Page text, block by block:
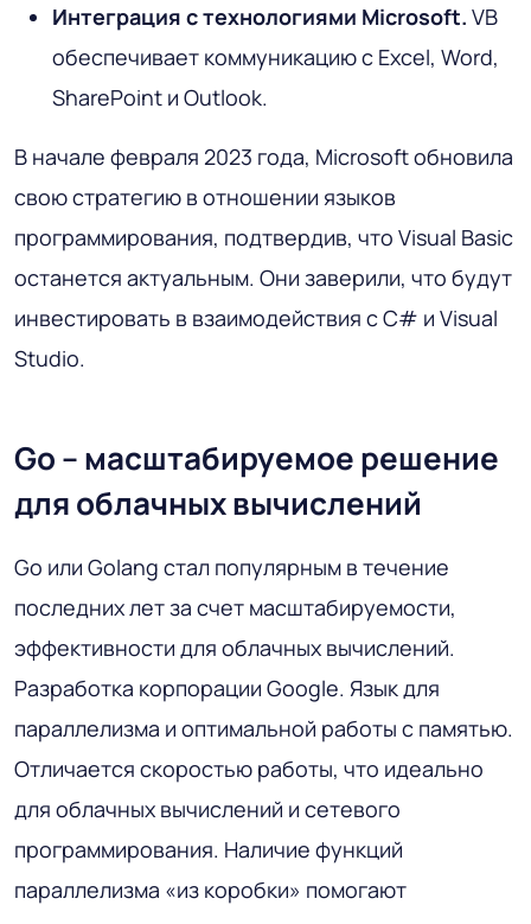
Интеграция с технологиями Microsoft. VB
обеспечивает коммуникацию с Excel, Word,
SharePoint и Outlook.
В начале февраля 2023 года, Microsoft обновила
свою стратегию в отношении языков
программирования, подтвердив, что Visual Basic
останется актуальным. Они заверили, что будут
инвестировать в взаимодействия с C# и Visual
Studio.
Go – масштабируемое решение
для облачных вычислений
Go или Golang стал популярным в течение
последних лет за счет масштабируемости,
эффективности для облачных вычислений.
Разработка корпорации Google. Язык для
параллелизма и оптимальной работы с памятью.
Отличается скоростью работы, что идеально
для облачных вычислений и сетевого
программирования. Наличие функций
параллелизма «из коробки» помогают